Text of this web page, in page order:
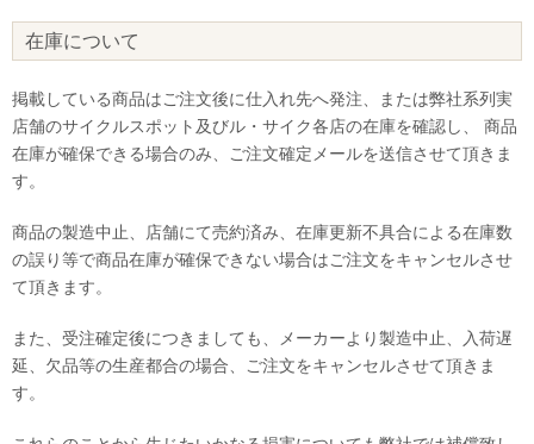
在庫について
掲載している商品はご注文後に仕入れ先へ発注、または弊社系列実
店舗のサイクルスポット及びル・サイク各店の在庫を確認し、 商品
在庫が確保できる場合のみ、ご注文確定メールを送信させて頂きま
す。
商品の製造中止、店舗にて売約済み、在庫更新不具合による在庫数
の誤り等で商品在庫が確保できない場合はご注文をキャンセルさせ
て頂きます。
また、受注確定後につきましても、メーカーより製造中止、入荷遅
延、欠品等の生産都合の場合、ご注文をキャンセルさせて頂きま
す。